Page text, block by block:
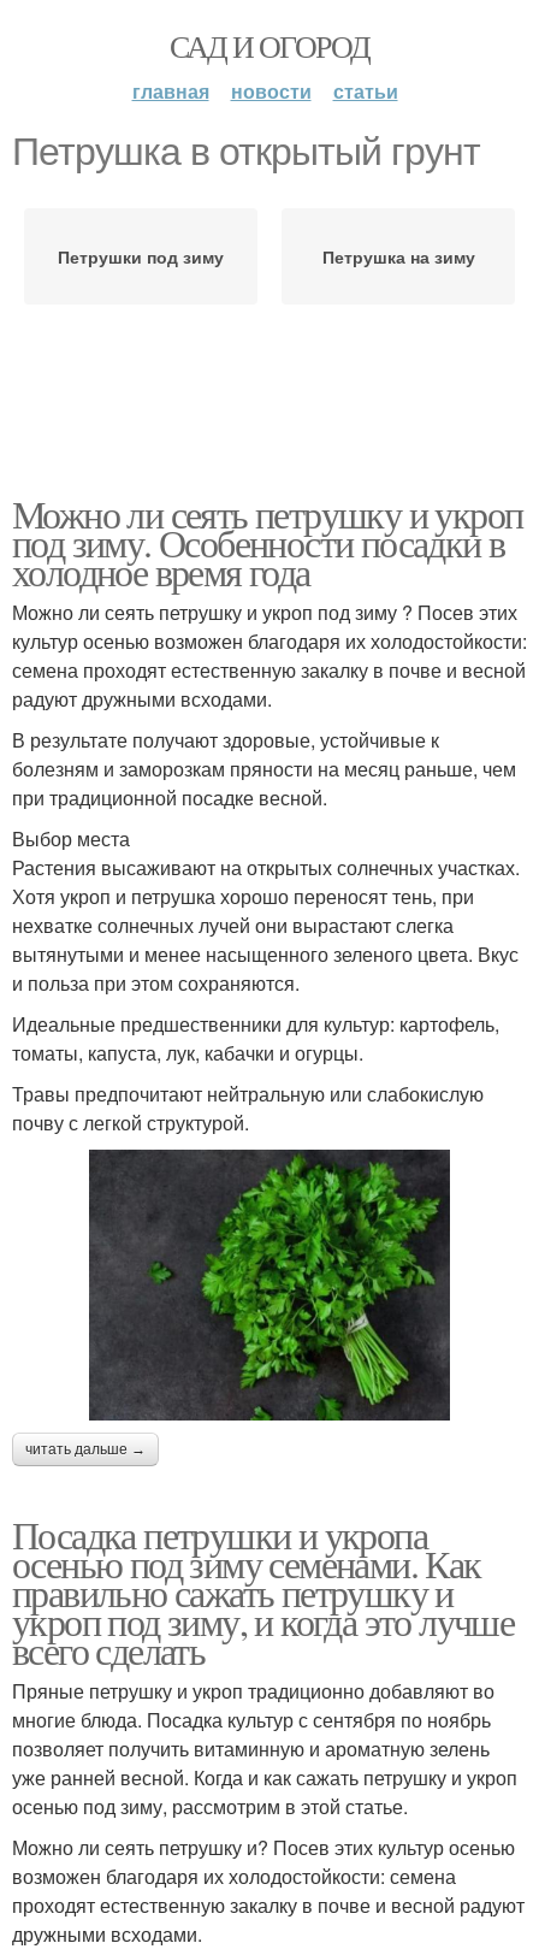
САД И ОГОРОД
главная новости статьи
Петрушка в открытый грунт
Петрушки под зиму Петрушка на зиму
Можно ли сеять петрушку и укроп
под зиму. Особенности посадки в
холодное время года
Можно ли сеять петрушку и укроп под зиму ? Посев этих
культур осенью возможен благодаря их холодостойкости:
семена проходят естественную закалку в почве и весной
радуют дружными всходами.
В результате получают здоровые, устойчивые к
болезням и заморозкам пряности на месяц раньше, чем
при традиционной посадке весной.
Выбор места
Растения высаживают на открытых солнечных участках.
Хотя укроп и петрушка хорошо переносят тень, при
нехватке солнечных лучей они вырастают слегка
вытянутыми и менее насыщенного зеленого цвета. Вкус
и польза при этом сохраняются.
Идеальные предшественники для культур: картофель,
томаты, капуста, лук, кабачки и огурцы.
Травы предпочитают нейтральную или слабокислую
почву с легкой структурой.
читать дальше →
Посадка петрушки и укропа
осенью под зиму семенами. Как
правильно сажать петрушку и
укроп под зиму, и когда это лучше
всего сделать
Пряные петрушку и укроп традиционно добавляют во
многие блюда. Посадка культур с сентября по ноябрь
позволяет получить витаминную и ароматную зелень
уже ранней весной. Когда и как сажать петрушку и укроп
осенью под зиму, рассмотрим в этой статье.
Можно ли сеять петрушку и? Посев этих культур осенью
возможен благодаря их холодостойкости: семена
проходят естественную закалку в почве и весной радуют
дружными всходами.